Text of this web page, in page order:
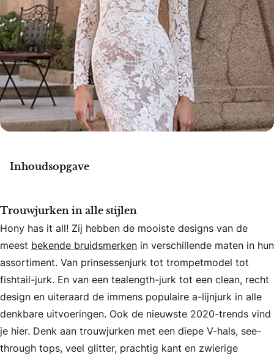
Inhoudsopgave
Trouwjurken in alle stijlen
Hony has it all! Zij hebben de mooiste designs van de
meest bekende bruidsmerken in verschillende maten in hun
assortiment. Van prinsessenjurk tot trompetmodel tot
fishtail-jurk. En van een tealength-jurk tot een clean, recht
design en uiteraard de immens populaire a-lijnjurk in alle
denkbare uitvoeringen. Ook de nieuwste 2020-trends vind
je hier. Denk aan trouwjurken met een diepe V-hals, see-
through tops, veel glitter, prachtig kant en zwierige